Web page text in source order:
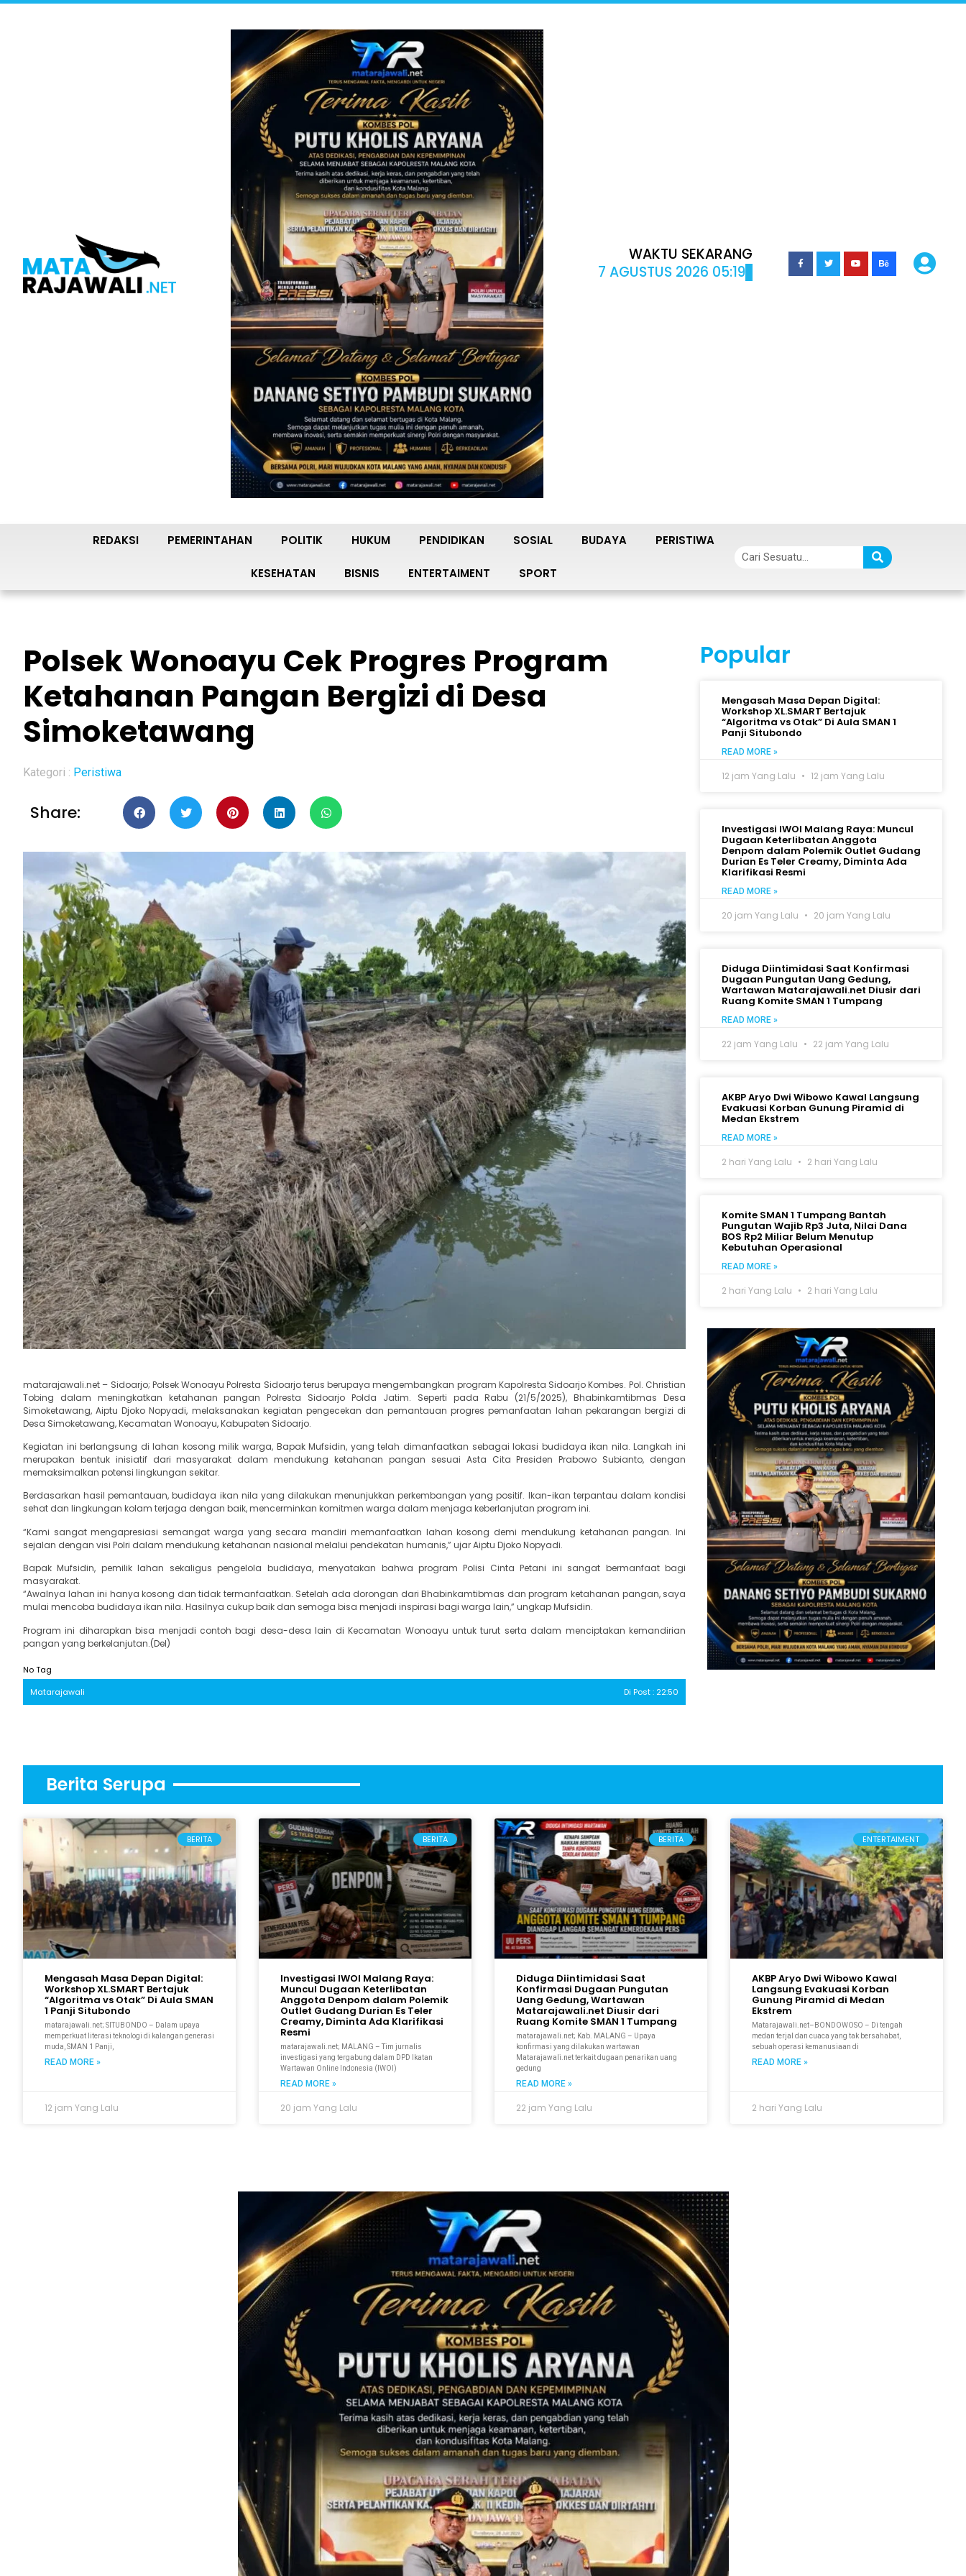
WAKTU SEKARANG
7 AGUSTUS 2026 05:19
REDAKSI PEMERINTAHAN POLITIK HUKUM PENDIDIKAN SOSIAL BUDAYA PERISTIWA
KESEHATAN BISNIS ENTERTAIMENT SPORT
Polsek Wonoayu Cek Progres Program
Ketahanan Pangan Bergizi di Desa
Simoketawang
Kategori : Peristiwa
Share:
matarajawali.net – Sidoarjo; Polsek Wonoayu Polresta Sidoarjo terus berupaya mengembangkan program Kapolresta Sidoarjo Kombes. Pol. Christian
Tobing dalam meningkatkan ketahanan pangan Polresta Sidoarjo Polda Jatim. Seperti pada Rabu (21/5/2025), Bhabinkamtibmas Desa
Simoketawang, Aiptu Djoko Nopyadi, melaksanakan kegiatan pengecekan dan pemantauan progres pemanfaatan lahan pekarangan bergizi di
Desa Simoketawang, Kecamatan Wonoayu, Kabupaten Sidoarjo.
Kegiatan ini berlangsung di lahan kosong milik warga, Bapak Mufsidin, yang telah dimanfaatkan sebagai lokasi budidaya ikan nila. Langkah ini
merupakan bentuk inisiatif dari masyarakat dalam mendukung ketahanan pangan sesuai Asta Cita Presiden Prabowo Subianto, dengan
memaksimalkan potensi lingkungan sekitar.
Berdasarkan hasil pemantauan, budidaya ikan nila yang dilakukan menunjukkan perkembangan yang positif. Ikan-ikan terpantau dalam kondisi
sehat dan lingkungan kolam terjaga dengan baik, mencerminkan komitmen warga dalam menjaga keberlanjutan program ini.
“Kami sangat mengapresiasi semangat warga yang secara mandiri memanfaatkan lahan kosong demi mendukung ketahanan pangan. Ini
sejalan dengan visi Polri dalam mendukung ketahanan nasional melalui pendekatan humanis,” ujar Aiptu Djoko Nopyadi.
Bapak Mufsidin, pemilik lahan sekaligus pengelola budidaya, menyatakan bahwa program Polisi Cinta Petani ini sangat bermanfaat bagi
masyarakat.
“Awalnya lahan ini hanya kosong dan tidak termanfaatkan. Setelah ada dorongan dari Bhabinkamtibmas dan program ketahanan pangan, saya
mulai mencoba budidaya ikan nila. Hasilnya cukup baik dan semoga bisa menjadi inspirasi bagi warga lain,” ungkap Mufsidin.
Program ini diharapkan bisa menjadi contoh bagi desa-desa lain di Kecamatan Wonoayu untuk turut serta dalam menciptakan kemandirian
pangan yang berkelanjutan.(Del)
No Tag
Matarajawali
Di Post : 22:50
Popular
Mengasah Masa Depan Digital:
Workshop XL.SMART Bertajuk
“Algoritma vs Otak” Di Aula SMAN 1
Panji Situbondo
READ MORE »
12 jam Yang Lalu 12 jam Yang Lalu
Investigasi IWOI Malang Raya: Muncul
Dugaan Keterlibatan Anggota
Denpom dalam Polemik Outlet Gudang
Durian Es Teler Creamy, Diminta Ada
Klarifikasi Resmi
READ MORE »
20 jam Yang Lalu 20 jam Yang Lalu
Diduga Diintimidasi Saat Konfirmasi
Dugaan Pungutan Uang Gedung,
Wartawan Matarajawali.net Diusir dari
Ruang Komite SMAN 1 Tumpang
READ MORE »
22 jam Yang Lalu 22 jam Yang Lalu
AKBP Aryo Dwi Wibowo Kawal Langsung
Evakuasi Korban Gunung Piramid di
Medan Ekstrem
READ MORE »
2 hari Yang Lalu 2 hari Yang Lalu
Komite SMAN 1 Tumpang Bantah
Pungutan Wajib Rp3 Juta, Nilai Dana
BOS Rp2 Miliar Belum Menutup
Kebutuhan Operasional
READ MORE »
2 hari Yang Lalu 2 hari Yang Lalu
Berita Serupa
BERITA
Mengasah Masa Depan Digital:
Workshop XL.SMART Bertajuk
“Algoritma vs Otak” Di Aula SMAN
1 Panji Situbondo
matarajawali.net; SITUBONDO – Dalam upaya
memperkuat literasi teknologi di kalangan generasi
muda, SMAN 1 Panji,
READ MORE »
12 jam Yang Lalu
BERITA
Investigasi IWOI Malang Raya:
Muncul Dugaan Keterlibatan
Anggota Denpom dalam Polemik
Outlet Gudang Durian Es Teler
Creamy, Diminta Ada Klarifikasi
Resmi
matarajawali.net; MALANG – Tim jurnalis
investigasi yang tergabung dalam DPD Ikatan
Wartawan Online Indonesia (IWOI)
READ MORE »
20 jam Yang Lalu
BERITA
Diduga Diintimidasi Saat
Konfirmasi Dugaan Pungutan
Uang Gedung, Wartawan
Matarajawali.net Diusir dari
Ruang Komite SMAN 1 Tumpang
matarajawali.net; Kab. MALANG – Upaya
konfirmasi yang dilakukan wartawan
Matarajawali.net terkait dugaan penarikan uang
gedung
READ MORE »
22 jam Yang Lalu
ENTERTAIMENT
AKBP Aryo Dwi Wibowo Kawal
Langsung Evakuasi Korban
Gunung Piramid di Medan
Ekstrem
Matarajawali.net–BONDOWOSO – Di tengah
medan terjal dan cuaca yang tak bersahabat,
sebuah operasi kemanusiaan di
READ MORE »
2 hari Yang Lalu